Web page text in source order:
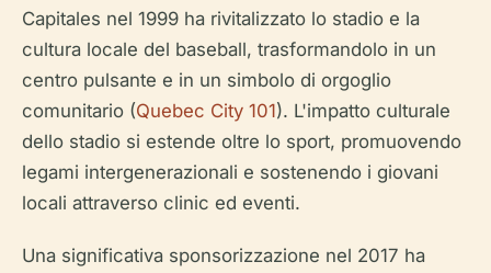
Capitales nel 1999 ha rivitalizzato lo stadio e la
cultura locale del baseball, trasformandolo in un
centro pulsante e in un simbolo di orgoglio
comunitario (Quebec City 101). L'impatto culturale
dello stadio si estende oltre lo sport, promuovendo
legami intergenerazionali e sostenendo i giovani
locali attraverso clinic ed eventi.
Una significativa sponsorizzazione nel 2017 ha